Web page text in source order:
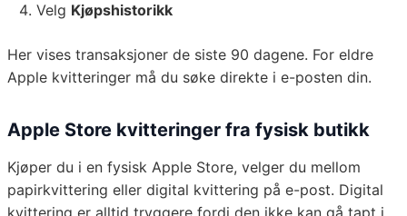
Velg Kjøpshistorikk
Her vises transaksjoner de siste 90 dagene. For eldre
Apple kvitteringer må du søke direkte i e-posten din.
Apple Store kvitteringer fra fysisk butikk
Kjøper du i en fysisk Apple Store, velger du mellom
papirkvittering eller digital kvittering på e-post. Digital